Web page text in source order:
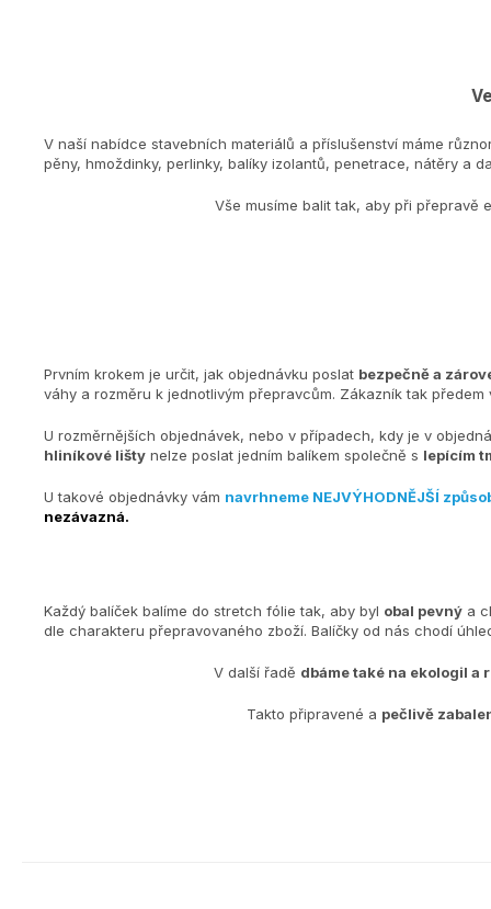
V naší nabídce stavebních materiálů a příslušenství máme
pěny, hmoždinky, perlinky, balíky izolantů, penetrace, nátěry a
Vše musíme balit tak, aby při přepravě
Prvním krokem je určit, jak objednávku poslat bezpečně a
váhy a rozměru k jednotlivým přepravcům. Zákazník tak
U rozměrnějších objednávek, nebo v případech, kdy je v
hliníkové lišty nelze poslat jedním balíkem společně s lepícím
U takové objednávky vám navrhneme NEJVÝHODNĚJŠÍ
nezávazná.
Každý balíček balíme do stretch fólie tak, aby byl obal pevný a
dle charakteru přepravovaného zboží. Balíčky od nás chodí
V další řadě dbáme také na ekologiI a
Takto připravené a pečlivě